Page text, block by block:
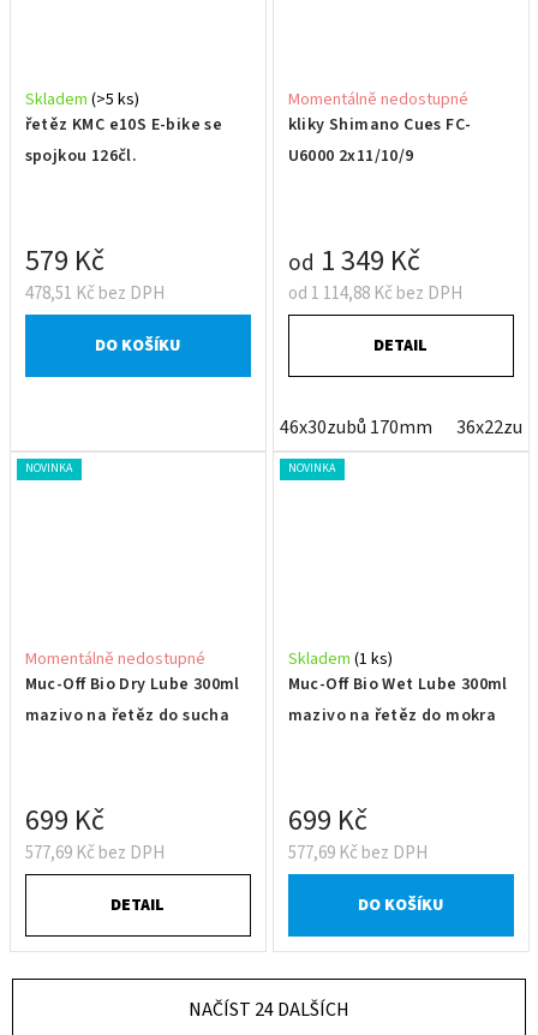
řetěz KMC e10S E-bike se
spojkou 126čl.
Skladem (>5 ks)
478,51 Kč bez DPH
579 Kč
DO KOŠÍKU
kliky Shimano Cues FC-
U6000 2x11/10/9
Momentálně nedostupné
od 1 114,88 Kč bez DPH
od 1 349 Kč
DETAIL
46x30zubů 170mm
NOVINKA
Muc-Off Bio Dry Lube 300ml
mazivo na řetěz do sucha
Momentálně nedostupné
577,69 Kč bez DPH
699 Kč
DETAIL
NOVINKA
Muc-Off Bio Wet Lube 300ml
mazivo na řetěz do mokra
Skladem (1 ks)
577,69 Kč bez DPH
699 Kč
DO KOŠÍKU
NAČÍST 24 DALŠÍCH